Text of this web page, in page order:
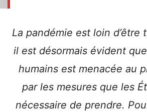
La pandémie est loin d’être
il est désormais évident
humains est menacée au
par les mesures que les
nécessaire de prendre.